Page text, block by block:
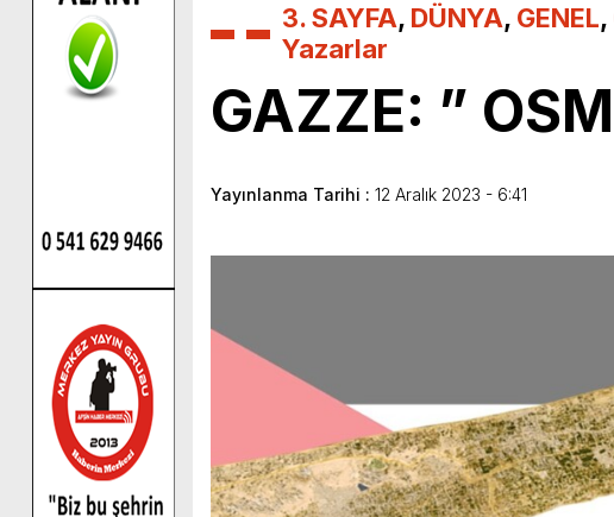
3. SAYFA, DÜNYA, GENEL,
Yazarlar
GAZZE: ”
Yayınlanma Tarihi : 12 Aralık 2023 - 6:41